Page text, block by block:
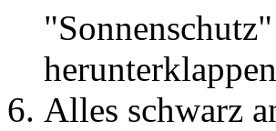
Alles schwarz